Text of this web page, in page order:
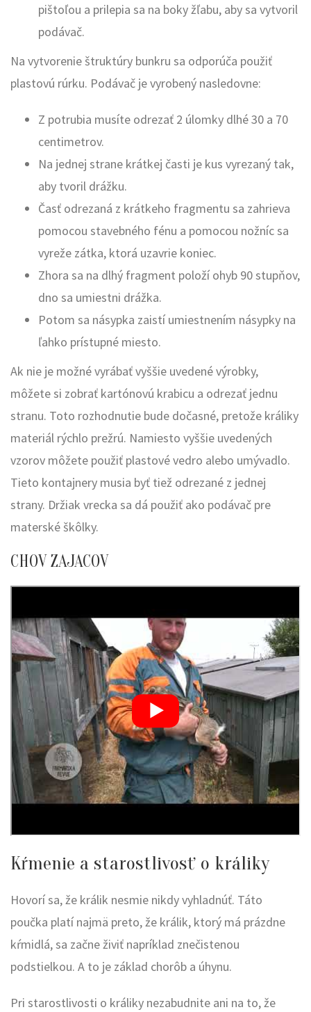
pištoľou a prilepia sa na boky žľabu, aby sa vytvoril
podávač.
Na vytvorenie štruktúry bunkru sa odporúča použiť
plastovú rúrku. Podávač je vyrobený nasledovne:
Z potrubia musíte odrezať 2 úlomky dlhé 30 a 70
centimetrov.
Na jednej strane krátkej časti je kus vyrezaný tak,
aby tvoril drážku.
Časť odrezaná z krátkeho fragmentu sa zahrieva
pomocou stavebného fénu a pomocou nožníc sa
vyreže zátka, ktorá uzavrie koniec.
Zhora sa na dlhý fragment položí ohyb 90 stupňov,
dno sa umiestni drážka.
Potom sa násypka zaistí umiestnením násypky na
ľahko prístupné miesto.
Ak nie je možné vyrábať vyššie uvedené výrobky,
môžete si zobrať kartónovú krabicu a odrezať jednu
stranu. Toto rozhodnutie bude dočasné, pretože králiky
materiál rýchlo prežrú. Namiesto vyššie uvedených
vzorov môžete použiť plastové vedro alebo umývadlo.
Tieto kontajnery musia byť tiež odrezané z jednej
strany. Držiak vrecka sa dá použiť ako podávač pre
materské škôlky.
CHOV ZAJACOV
Kŕmenie a starostlivosť o králiky
Hovorí sa, že králik nesmie nikdy vyhladnúť. Táto
poučka platí najmä preto, že králik, ktorý má prázdne
kŕmidlá, sa začne živiť napríklad znečistenou
podstielkou. A to je základ chorôb a úhynu.
Pri starostlivosti o králiky nezabudnite ani na to, že